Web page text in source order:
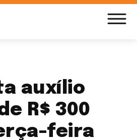
auxílio
R$ 300
feira